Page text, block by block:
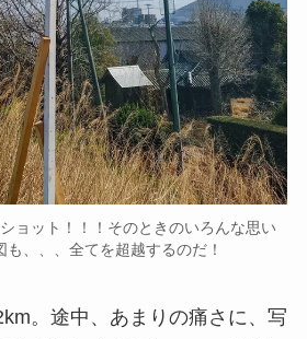
ョット！！！そのときのいろんな思い
も、、、全てを超越するのだ！
。途中、あまりの痛さに、写